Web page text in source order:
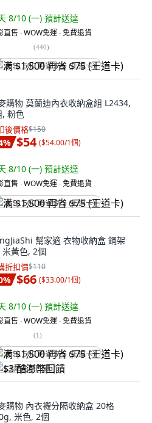
8/10 (一) 預計送達
直售 ∙ WOW免運 ∙ 免費退貨
(440)
满 $1,500 再省 $75 (王道卡)
購物 莫蘭迪內衣收納盒組 L2434,
, 粉色
後價格$150
% $54 ($54.00/1個)
8/10 (一) 預計送達
直售 ∙ WOW免運 ∙ 免費退貨
满 $1,500 再省 $75 (王道卡)
幫家適 衣物收納盒 鋼架
米黃色, 2個
折扣價$110
% $66 ($33.00/1個)
8/10 (一) 預計送達
直售 ∙ WOW免運 ∙ 免費退貨
(1)
满 $1,500 再省 $75 (王道卡)
$3 酷澎幣回饋
購物 內衣襪分隔收納盒 20格
米色, 2個